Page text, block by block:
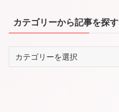
カテゴリーから記事を探す